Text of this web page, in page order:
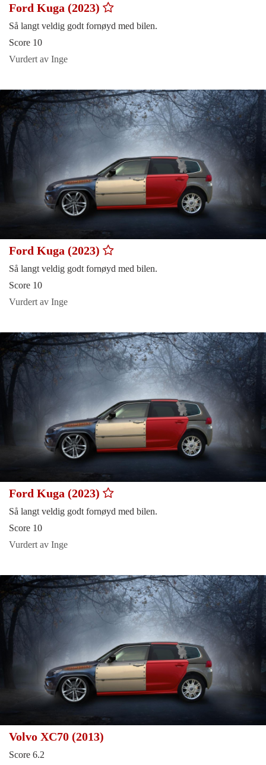
Ford Kuga (2023)
Så langt veldig godt fornøyd med bilen.
Score 10
Vurdert av Inge
Ford Kuga (2023)
Så langt veldig godt fornøyd med bilen.
Score 10
Vurdert av Inge
Ford Kuga (2023)
Så langt veldig godt fornøyd med bilen.
Score 10
Vurdert av Inge
Volvo XC70 (2013)
Score 6.2